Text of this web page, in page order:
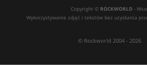
Copyright © ROCKWORLD -
Wykorzystywanie zdjęć i tekstów bez uzyskania
© Rockworld 2004 - 2026